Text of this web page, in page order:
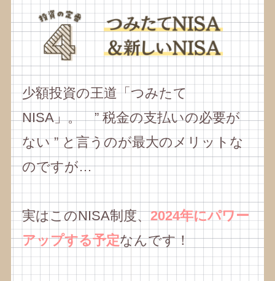
少額投資の王道「つみたて
NISA」。 ” 税金の支払いの必要が
ない ” と言うのが最大のメリットな
のですが…
実はこのNISA制度、2024年にパワー
アップする予定なんです！